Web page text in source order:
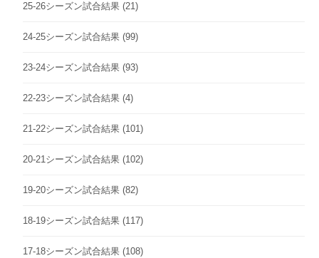
25-26シーズン試合結果 (21)
24-25シーズン試合結果 (99)
23-24シーズン試合結果 (93)
22-23シーズン試合結果 (4)
21-22シーズン試合結果 (101)
20-21シーズン試合結果 (102)
19-20シーズン試合結果 (82)
18-19シーズン試合結果 (117)
17-18シーズン試合結果 (108)